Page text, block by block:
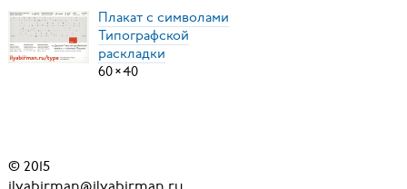
Плакат с символами
Типографской
раскладки
60×40
© 2015